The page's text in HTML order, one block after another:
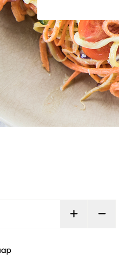
Persoon
aan te vinken